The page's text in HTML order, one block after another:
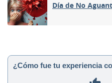
Día de No
¿Cómo fue tu experiencia